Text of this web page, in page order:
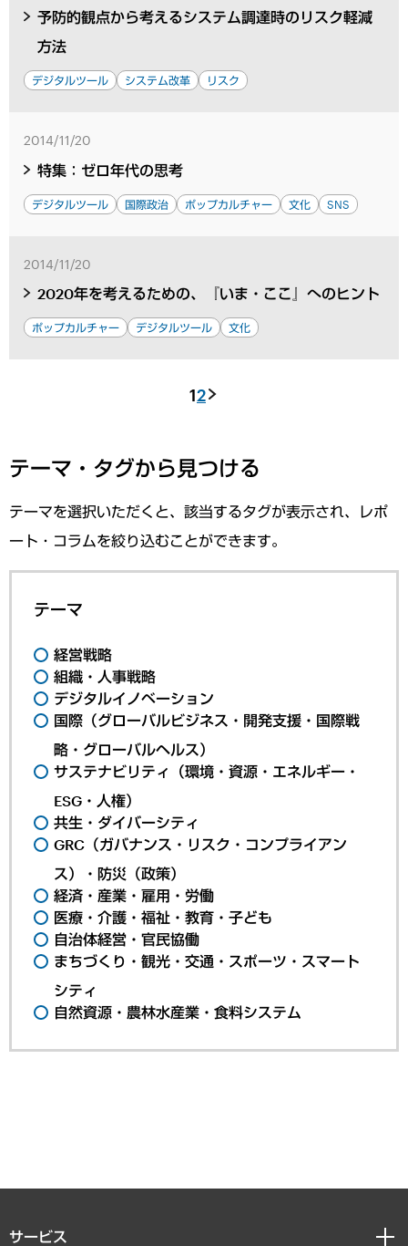
予防的観点から考えるシステム調達時のリスク軽減
方法
デジタルツール システム改革 リスク
2014/11/20
特集：ゼロ年代の思考
デジタルツール 国際政治 ポップカルチャー 文化 SNS
2014/11/20
2020年を考えるための、『いま・ここ』へのヒント
ポップカルチャー デジタルツール 文化
12
テーマ・タグから見つける
テーマを選択いただくと、該当するタグが表示され、レポ
ート・コラムを絞り込むことができます。
テーマ
経営戦略
組織・人事戦略
デジタルイノベーション
国際（グローバルビジネス・開発支援・国際戦
略・グローバルヘルス）
サステナビリティ（環境・資源・エネルギー・
ESG・人権）
共生・ダイバーシティ
GRC（ガバナンス・リスク・コンプライアン
ス）・防災（政策）
経済・産業・雇用・労働
医療・介護・福祉・教育・子ども
自治体経営・官民協働
まちづくり・観光・交通・スポーツ・スマート
シティ
自然資源・農林水産業・食料システム
サービス